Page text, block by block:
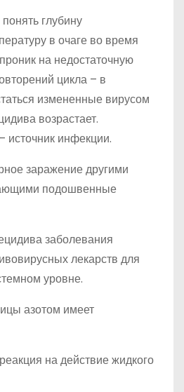
глубину
в очаге во время
на недостаточную
цикла – в
измененные вирусом
возрастает.
источник инфекции.
заражение другими
подошвенные
заболевания
лекарств для
уровне.
азотом имеет
на действие жидкого